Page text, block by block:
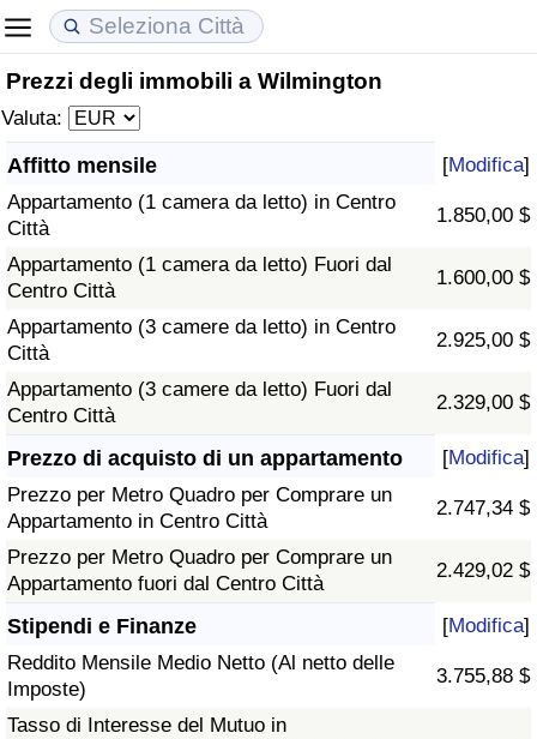
Prezzi degli immobili a Wilmington
Valuta:
Affitto mensile [Modifica]
Appartamento (1 camera da letto) in Centro
Città
1.850,00 $
Appartamento (1 camera da letto) Fuori dal
Centro Città
1.600,00 $
Appartamento (3 camere da letto) in Centro
Città
2.925,00 $
Appartamento (3 camere da letto) Fuori dal
Centro Città
2.329,00 $
Prezzo di acquisto di un appartamento [Modifica]
Prezzo per Metro Quadro per Comprare un
Appartamento in Centro Città
2.747,34 $
Prezzo per Metro Quadro per Comprare un
Appartamento fuori dal Centro Città
2.429,02 $
Stipendi e Finanze [Modifica]
Reddito Mensile Medio Netto (Al netto delle
Imposte)
3.755,88 $
Tasso di Interesse del Mutuo in
Costo della vita
Indice Del Costo Della Vita (corrente)
Indice Del Costo Della Vita
Indice del Costo della Vita per Nazione
ad Aqaba
Prezzi degli immobili
Indice del Prezzo delle Case (Corrente)
Indice del Prezzo delle Case
Indice del Prezzo delle Case per Nazione
Qualità della Vita
Indice della Qualità della Vita
Indice della Qualità della Vita (Corrente)
Indice della qualità della vita per Paese
Criminalità
Indice del Tasso di Criminalità (Corrente)
Indice della Criminalità
Indice di criminalità per paese
Assistenza Sanitaria
Indice dell’Assistenza Sanitaria (Corrente)
Indice dell’Assistenza Sanitaria